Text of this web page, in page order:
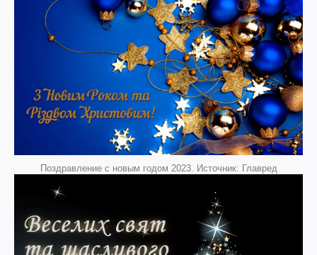
Поздравление с новым годом 2023. Источник: Главред